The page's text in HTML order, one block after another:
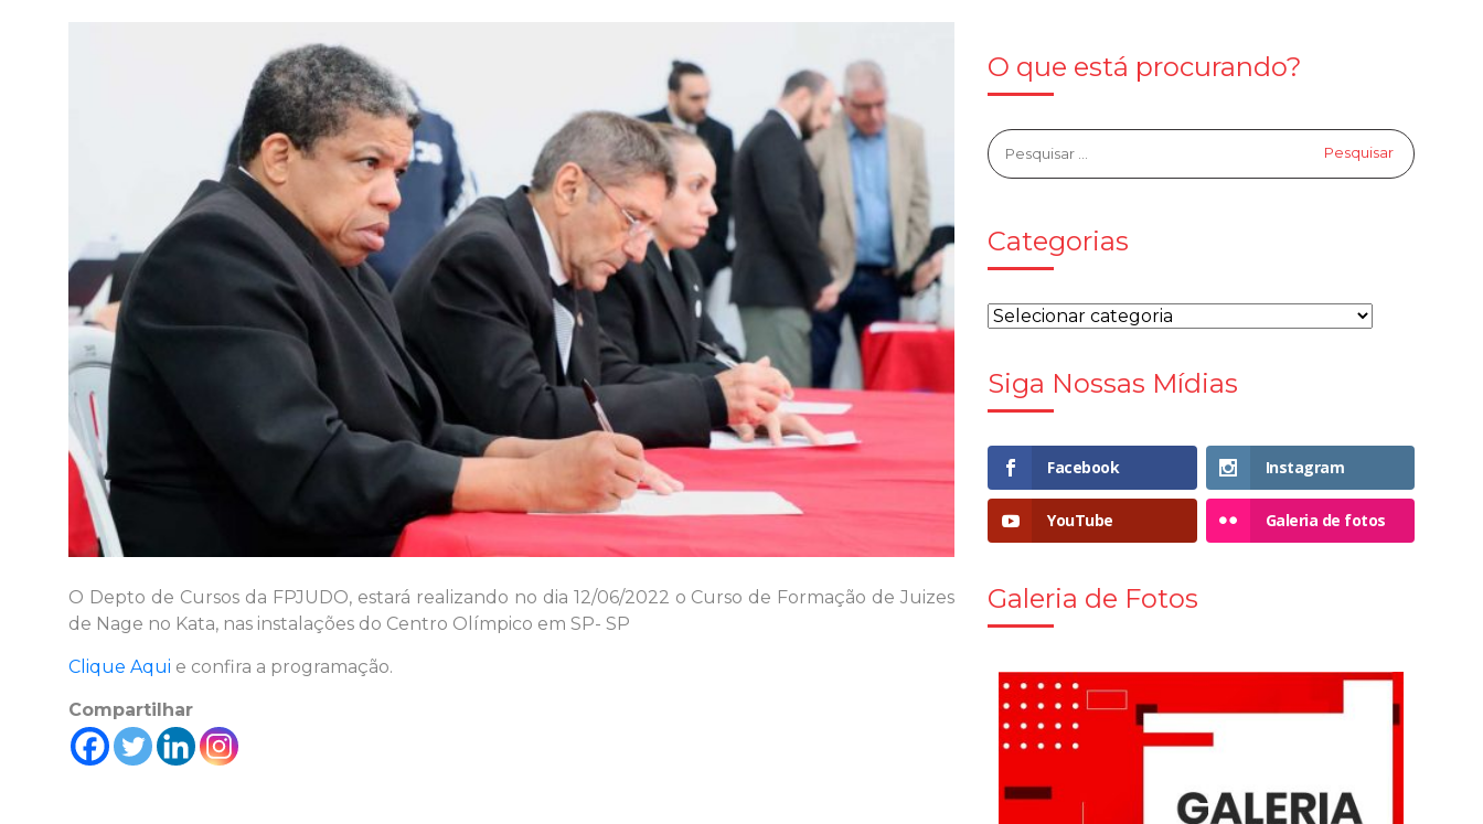
O Depto de Cursos da FPJUDO, estará realizando no dia 12/06/2022 o Curso de Formação de Juizes
de Nage no Kata, nas instalações do Centro Olímpico em SP- SP
Clique Aqui e confira a programação.
Compartilhar
O que está procurando?
Categorias
Siga Nossas Mídias
Facebook Instagram
YouTube Galeria de fotos
Galeria de Fotos